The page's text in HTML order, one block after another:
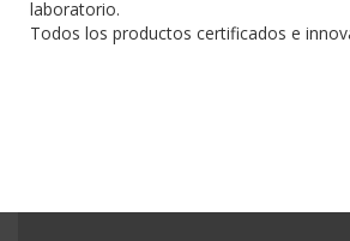
laboratorio.
Todos los productos certificados e